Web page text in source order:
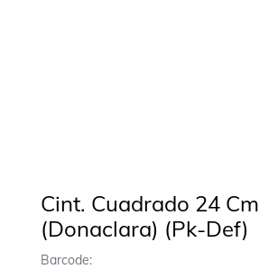
Cint. Cuadrado 24 Cm
(Donaclara) (Pk-Def)
Barcode: